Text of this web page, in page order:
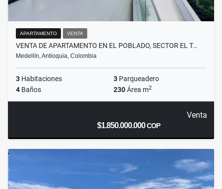
APARTAMENTO VENTA
VENTA DE APARTAMENTO EN EL POBLADO, SECTOR EL T…
Medellín, Antioquia, Colombia
3 Habitaciones 3 Parqueadero
4 Baños 230Área m2
Venta
$1.850.000.000COP